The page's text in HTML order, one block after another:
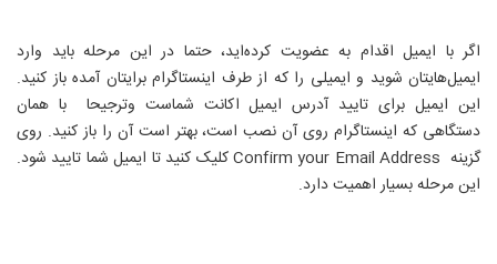
اگر با ایمیل اقدام به عضویت کرده‌اید، حتما در این مرحله باید وارد
ایمیل‌هایتان شوید و ایمیلی را که از طرف اینستاگرام برایتان آمده باز کنید.
این ایمیل برای تایید آدرس ایمیل اکانت شماست وترجیحا با همان
دستگاهی که اینستاگرام روی آن نصب است، بهتر است آن را باز کنید. روی
گزینه Confirm your Email Addressکلیک کنید تا ایمیل شما تایید شود.
این مرحله بسیار اهمیت دارد.